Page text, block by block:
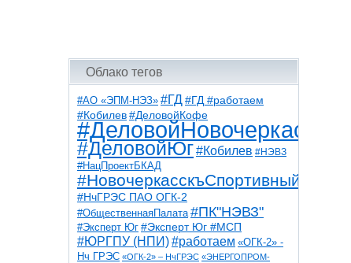
Облако тегов
#АО «ЭПМ-НЭЗ» #ГД #ГД #работаем
#Кобилев #ДеловойКофе
#ДеловойНовочеркасск
#ДеловойЮг#Кобилев #НЭВЗ
#НацПроектБКАД
#НовочеркасскъСпортивный
#НчГРЭС ПАО ОГК-2
#ОбщественнаяПалата #ПК"НЭВЗ"
#Эксперт Юг #Эксперт Юг #МСП
#ЮРГПУ (НПИ)#работаем «ОГК-2» -
Нч ГРЭС «ОГК-2» – НчГРЭС «ЭНЕРГОПРОМ-